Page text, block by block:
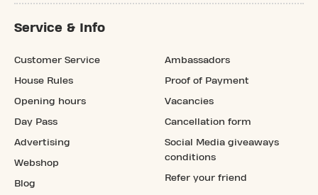
Service & Info
Customer Service
House Rules
Opening hours
Day Pass
Advertising
Webshop
Blog
Ambassadors
Proof of Payment
Vacancies
Cancellation form
Social Media giveaways
conditions
Refer your friend